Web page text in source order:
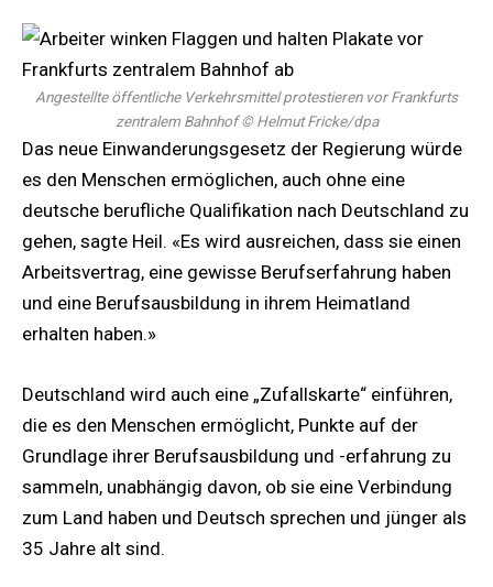
Angestellte öffentliche Verkehrsmittel protestieren vor Frankfurts
zentralem Bahnhof © Helmut Fricke/dpa
Das neue Einwanderungsgesetz der Regierung würde
es den Menschen ermöglichen, auch ohne eine
deutsche berufliche Qualifikation nach Deutschland zu
gehen, sagte Heil. «Es wird ausreichen, dass sie einen
Arbeitsvertrag, eine gewisse Berufserfahrung haben
und eine Berufsausbildung in ihrem Heimatland
erhalten haben.»
Deutschland wird auch eine „Zufallskarte“ einführen,
die es den Menschen ermöglicht, Punkte auf der
Grundlage ihrer Berufsausbildung und -erfahrung zu
sammeln, unabhängig davon, ob sie eine Verbindung
zum Land haben und Deutsch sprechen und jünger als
35 Jahre alt sind.